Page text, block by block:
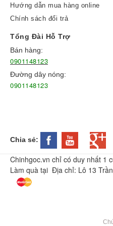
Hướng dẫn mua hàng online
Chính sách đổi trả
Tổng Đài Hỗ Trợ
Bán hàng:
0901148123
Đường dây nóng:
0901148123
Chia sẻ:
Chinhgoc.vn chỉ có duy nhất 1
Làm quà tại Địa chỉ: Lô 13